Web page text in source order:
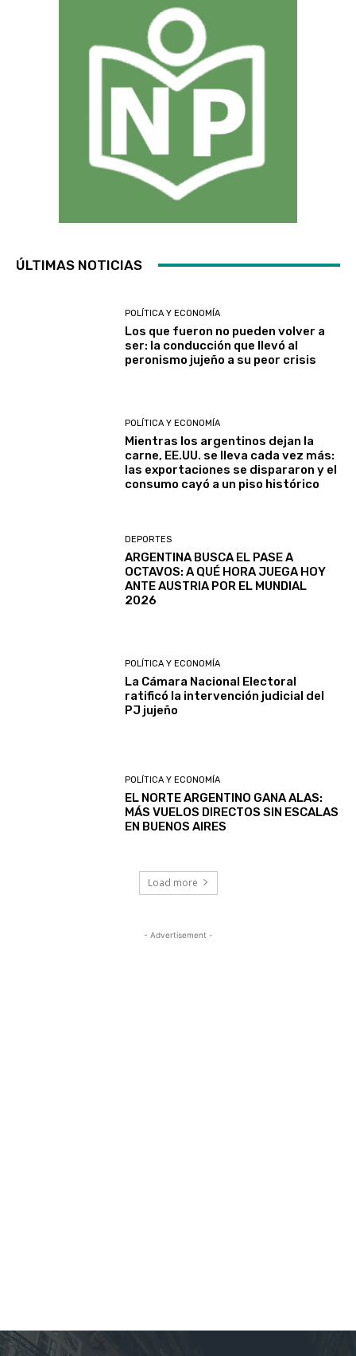
ÚLTIMAS NOTICIAS
POLÍTICA Y ECONOMÍA
Los que fueron no pueden volver a
ser: la conducción que llevó al
peronismo jujeño a su peor crisis
POLÍTICA Y ECONOMÍA
Mientras los argentinos dejan la
carne, EE.UU. se lleva cada vez más:
las exportaciones se dispararon y el
consumo cayó a un piso histórico
DEPORTES
ARGENTINA BUSCA EL PASE A
OCTAVOS: A QUÉ HORA JUEGA HOY
ANTE AUSTRIA POR EL MUNDIAL
2026
POLÍTICA Y ECONOMÍA
La Cámara Nacional Electoral
ratificó la intervención judicial del
PJ jujeño
POLÍTICA Y ECONOMÍA
EL NORTE ARGENTINO GANA ALAS:
MÁS VUELOS DIRECTOS SIN ESCALAS
EN BUENOS AIRES
Load more
- Advertisement -